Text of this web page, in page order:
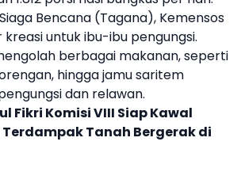
Bencana (Tagana), Kemensos
untuk ibu-ibu pengungsi.
berbagai makanan, seperti
hingga jamu saritem
dan relawan.
Fikri Komisi VIII Siap Kawal
Tanah Bergerak di